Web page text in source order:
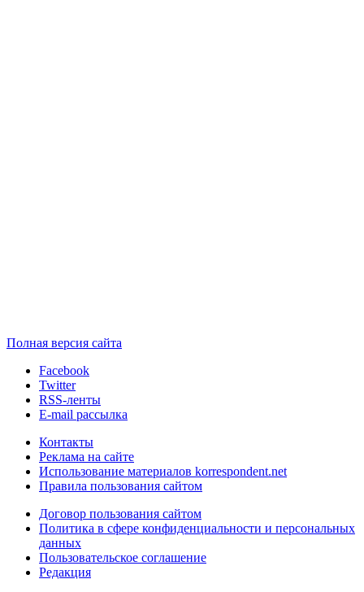
Полная версия сайта
Facebook
Twitter
RSS-ленты
E-mail рассылка
Контакты
Реклама на сайте
Использование материалов korrespondent.net
Правила пользования сайтом
Договор пользования сайтом
Политика в сфере конфиденциальности и персональных
данных
Пользовательское соглашение
Редакция